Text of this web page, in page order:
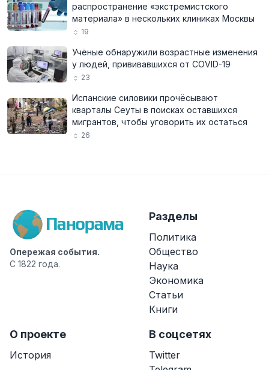
распространение «экстремистского
материала» в нескольких клиниках Москвы
19
Учёные обнаружили возрастные изменения
у людей, прививавшихся от COVID-19
23
Испанские силовики прочёсывают
кварталы Сеуты в поисках оставшихся
мигрантов, чтобы уговорить их остаться
26
Опережая события.
С 1822 года.
Разделы
Политика
Общество
Наука
Экономика
Статьи
Книги
О проекте
История
В соцсетях
Twitter